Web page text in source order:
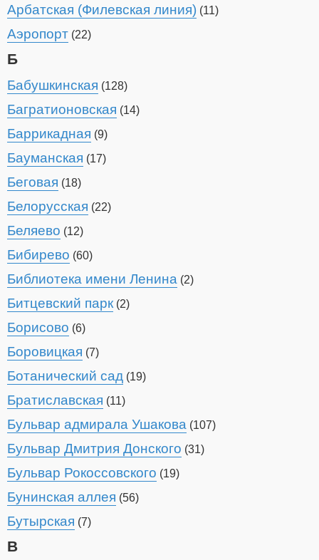
Арбатская (Филевская линия) (11)
Аэропорт (22)
Б
Бабушкинская (128)
Багратионовская (14)
Баррикадная (9)
Бауманская (17)
Беговая (18)
Белорусская (22)
Беляево (12)
Бибирево (60)
Библиотека имени Ленина (2)
Битцевский парк (2)
Борисово (6)
Боровицкая (7)
Ботанический сад (19)
Братиславская (11)
Бульвар адмирала Ушакова (107)
Бульвар Дмитрия Донского (31)
Бульвар Рокоссовского (19)
Бунинская аллея (56)
Бутырская (7)
В